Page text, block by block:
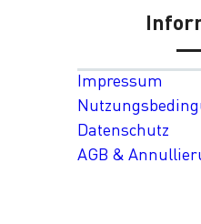
Impressum
Datenschutz
AGB &